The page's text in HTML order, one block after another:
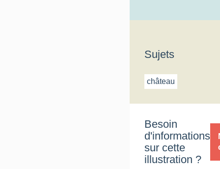
Sujets
château
Besoin
d'informations
sur cette
illustration ?